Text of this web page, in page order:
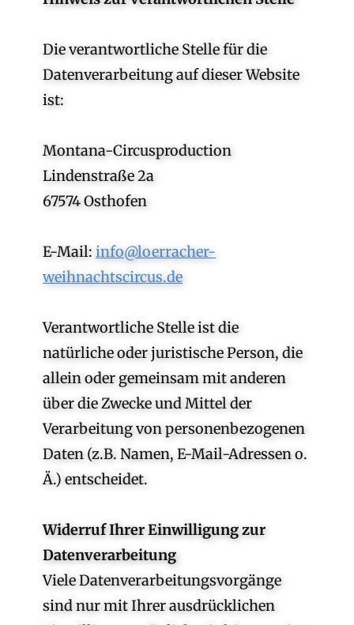
Die verantwortliche Stelle für die
Datenverarbeitung auf dieser Website
ist:
Montana-Circusproduction
Lindenstraße 2a
67574 Osthofen
E-Mail: info@loerracher-
weihnachtscircus.de
Verantwortliche Stelle ist die
natürliche oder juristische Person, die
allein oder gemeinsam mit anderen
über die Zwecke und Mittel der
Verarbeitung von personenbezogenen
Daten (z.B. Namen, E-Mail-Adressen o.
Ä.) entscheidet.
Widerruf Ihrer Einwilligung zur
Datenverarbeitung
Viele Datenverarbeitungsvorgänge
sind nur mit Ihrer ausdrücklichen